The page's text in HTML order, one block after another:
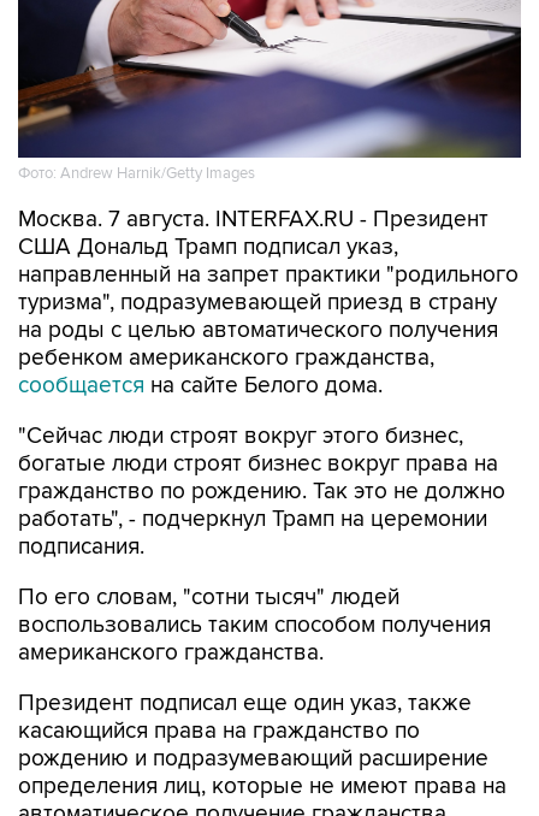
Фото: Andrew Harnik/Getty Images
Москва. 7 августа. INTERFAX.RU - Президент
США Дональд Трамп подписал указ,
направленный на запрет практики "родильного
туризма", подразумевающей приезд в страну
на роды с целью автоматического получения
ребенком американского гражданства,
сообщается на сайте Белого дома.
"Сейчас люди строят вокруг этого бизнес,
богатые люди строят бизнес вокруг права на
гражданство по рождению. Так это не должно
работать", - подчеркнул Трамп на церемонии
подписания.
По его словам, "сотни тысяч" людей
воспользовались таким способом получения
американского гражданства.
Президент подписал еще один указ, также
касающийся права на гражданство по
рождению и подразумевающий расширение
определения лиц, которые не имеют права на